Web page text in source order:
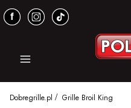
Menu
Dobregrille.pl Grille Broil King